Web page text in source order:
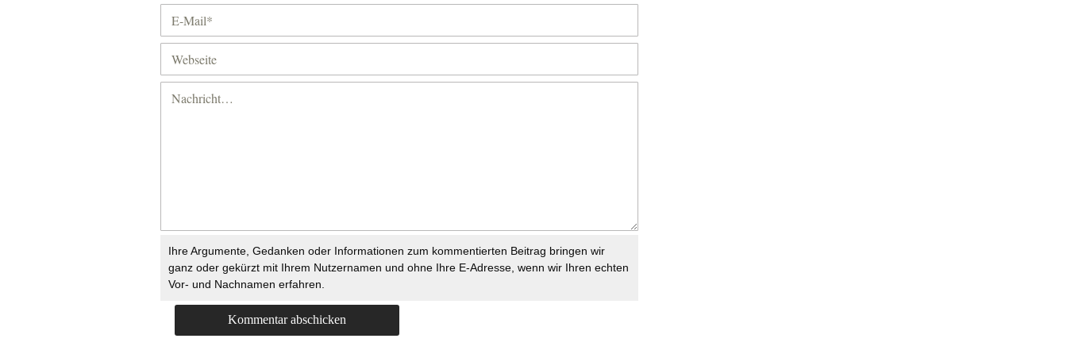
Ihre Argumente, Gedanken oder Informationen zum kommentierten Beitrag bringen wir
ganz oder gekürzt mit Ihrem Nutzernamen und ohne Ihre E-Adresse, wenn wir Ihren echten
Vor- und Nachnamen erfahren.